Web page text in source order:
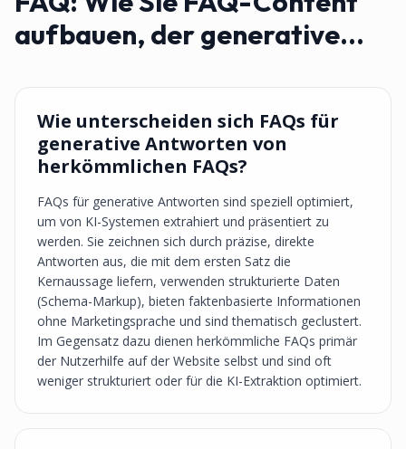
aufbauen, der generative...
Wie unterscheiden sich FAQs für
generative Antworten von
herkömmlichen FAQs?
FAQs für generative Antworten sind speziell optimiert,
um von KI-Systemen extrahiert und präsentiert zu
werden. Sie zeichnen sich durch präzise, direkte
Antworten aus, die mit dem ersten Satz die
Kernaussage liefern, verwenden strukturierte Daten
(Schema-Markup), bieten faktenbasierte Informationen
ohne Marketingsprache und sind thematisch geclustert.
Im Gegensatz dazu dienen herkömmliche FAQs primär
der Nutzerhilfe auf der Website selbst und sind oft
weniger strukturiert oder für die KI-Extraktion optimiert.